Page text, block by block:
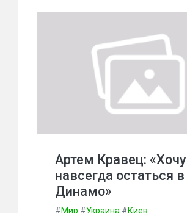
Артем Кравец: «Хочу
навсегда остаться в
Динамо»
#Мир #Украина #Киев